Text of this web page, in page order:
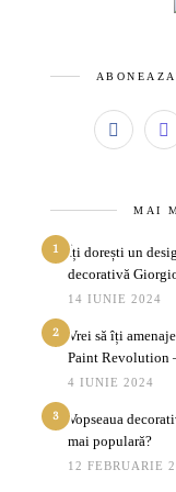
MAI
1
Îți dorești un
decorativă
14 IUNIE 2024
2
Vrei să îți
Paint Revolution
4 IUNIE 2024
3
Vopseaua
mai populară?
12 FEBRUARIE